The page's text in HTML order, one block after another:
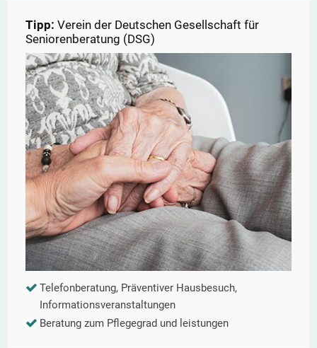
Tipp: Verein der Deutschen Gesellschaft für
Seniorenberatung (DSG)
Telefonberatung, Präventiver Hausbesuch,
Informationsveranstaltungen
Beratung zum Pflegegrad und leistungen